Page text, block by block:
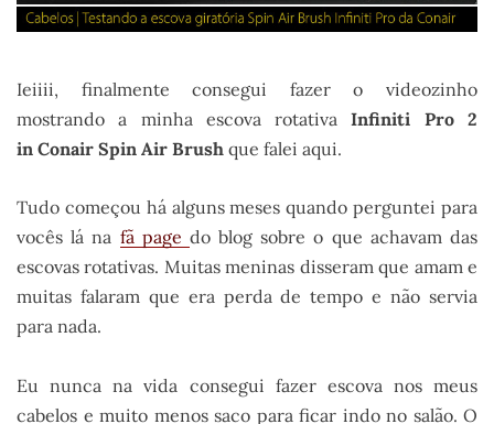
Ieiiii, finalmente consegui fazer o videozinho
mostrando a minha escova rotativaInfiniti Pro 2
in Conair Spin Air Brush que falei aqui.
Tudo começou há alguns meses quando perguntei para
vocês lá na fã page do blog sobre o que achavam das
escovas rotativas. Muitas meninas disseram que amam e
muitas falaram que era perda de tempo e não servia
para nada.
Eu nunca na vida consegui fazer escova nos meus
cabelos e muito menos saco para ficar indo no salão. O